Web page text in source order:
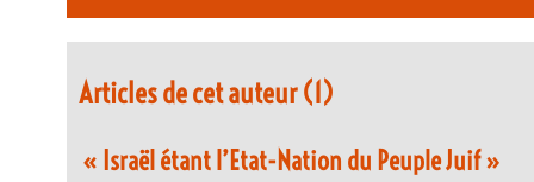
Articles de cet auteur (1)
« Israël étant l’Etat-Nation du Peuple Juif »